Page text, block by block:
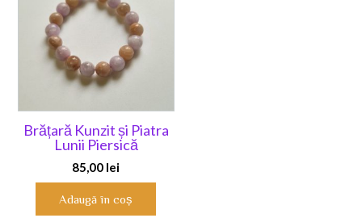
Brățară Kunzit și Piatra
Lunii Piersică
85,00 lei
Adaugă în coș